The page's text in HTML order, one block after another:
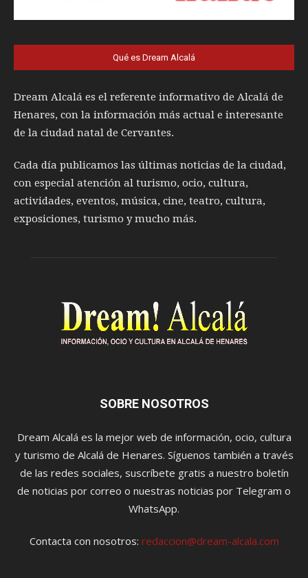
Qué es Dream Alcalá
Dream Alcalá es el referente informativo de Alcalá de
Henares, con la información más actual e interesante
de la ciudad natal de Cervantes.
Cada día publicamos las últimas noticias de la ciudad,
con especial atención al turismo, ocio, cultura,
actividades, eventos, música, cine, teatro, cultura,
exposiciones, turismo y mucho más.
SOBRE NOSOTROS
Dream Alcalá es la mejor web de información, ocio, cultura
y turismo de Alcalá de Henares. Síguenos también a través
de las redes sociales, suscríbete gratis a nuestro boletín
de noticias por correo o nuestras noticias por Telegram o
WhatsApp.
Contacta con nosotros: redaccion@dream-alcala.com